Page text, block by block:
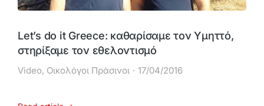
Let’s do it Greece: καθαρίσαμε τον Υμηττό,
στηρίξαμε τον εθελοντισμό
Video, Οικολόγοι Πράσινοι 17/04/2016